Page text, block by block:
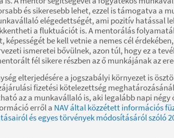
és sikeresebb lehet, ezzel is támogatva a
elégedettségét, ami pozitív hatással
a fluktuációt is. A mentorálás
képességét be kell vetnie a nemes cél
ismeretei bővülnek, azon túl, hogy ez a
fél sikere részben az ő munkájának az
elterjedésére a jogszabályi környezet is
fizetési kötelezettség
az a munkavállaló is, aki legalább napi
erről a NAV által közzétett információs
és egyes törvények módosításáról szóló